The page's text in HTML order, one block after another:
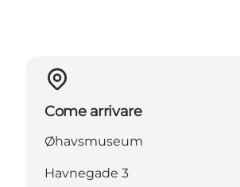
Come arrivare
Øhavsmuseum
Havnegade 3